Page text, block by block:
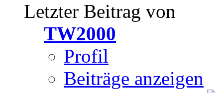
Letzter Beitrag von
TW2000
Profil
Beiträge anzeigen